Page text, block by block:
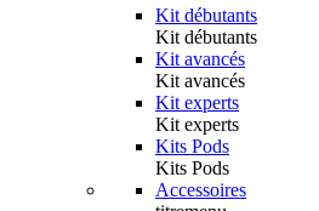
Kit débutants
Kit débutants
Kit avancés
Kit avancés
Kit experts
Kit experts
Kits Pods
Kits Pods
Accessoires